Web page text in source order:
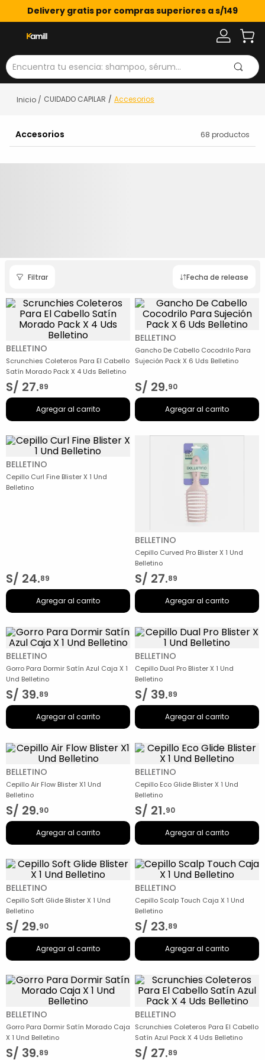
Delivery gratis por compras superiores a s/149
Encuentra tu esencia: shampoo, sérum...
CUIDADO CAPILAR Accesorios
Accesorios 68 productos
Filtrar Fecha de release
BELLETINO
Scrunchies Coleteros Para El Cabello
Satín Morado Pack X 4 Uds Belletino
S/ 27.89
Agregar al carrito
BELLETINO
Gancho De Cabello Cocodrilo Para
Sujeción Pack X 6 Uds Belletino
S/ 29.90
Agregar al carrito
BELLETINO
Cepillo Curl Fine Blister X 1 Und
Belletino
S/ 24.89
Agregar al carrito
BELLETINO
Cepillo Curved Pro Blister X 1 Und
Belletino
S/ 27.89
Agregar al carrito
BELLETINO
Gorro Para Dormir Satín Azul Caja X 1
Und Belletino
S/ 39.89
Agregar al carrito
BELLETINO
Cepillo Dual Pro Blister X 1 Und
Belletino
S/ 39.89
Agregar al carrito
BELLETINO
Cepillo Air Flow Blister X1 Und
Belletino
S/ 29.90
Agregar al carrito
BELLETINO
Cepillo Eco Glide Blister X 1 Und
Belletino
S/ 21.90
Agregar al carrito
BELLETINO
Cepillo Soft Glide Blister X 1 Und
Belletino
S/ 29.90
Agregar al carrito
BELLETINO
Cepillo Scalp Touch Caja X 1 Und
Belletino
S/ 23.89
Agregar al carrito
BELLETINO
Gorro Para Dormir Satín Morado Caja
X 1 Und Belletino
S/ 39.89
BELLETINO
Scrunchies Coleteros Para El Cabello
Satín Azul Pack X 4 Uds Belletino
S/ 27.89